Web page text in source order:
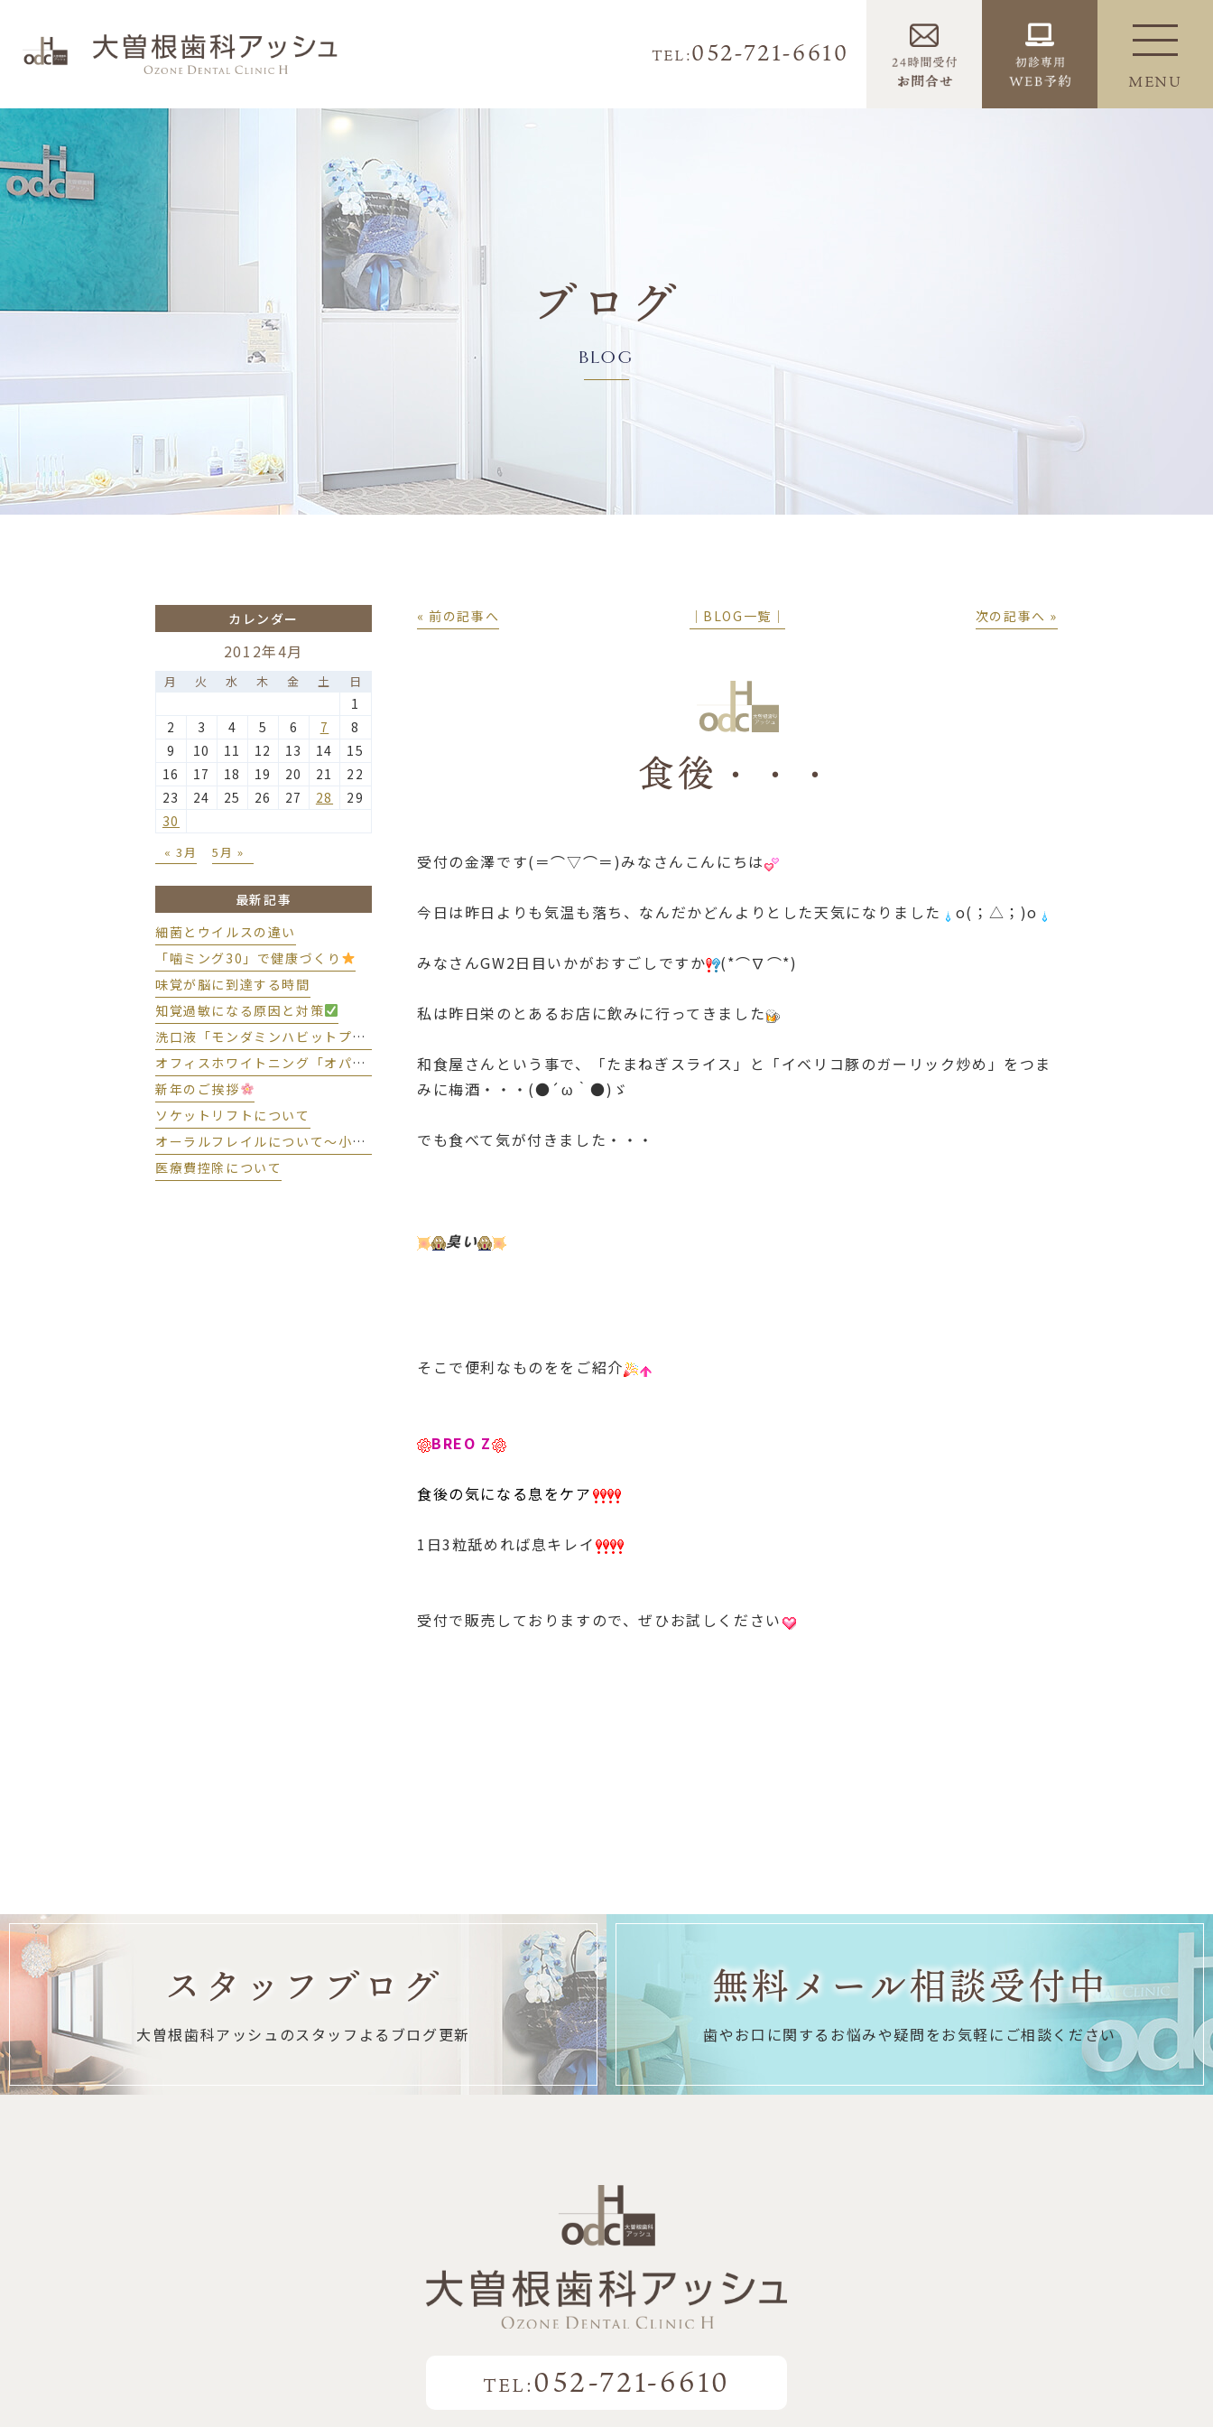
TEL:052-721-6610
ブログ
BLOG
MENU
« 前の記事へ │BLOG一覧│ 次の記事へ »
食後・・・
受付の金澤です(＝⌒▽⌒＝)みなさんこんにちは
今日は昨日よりも気温も落ち、なんだかどんよりとした天気になりました o(；△；)o
みなさんGW2日目いかがおすごしですか (*⌒∇⌒*)
私は昨日栄のとあるお店に飲みに行ってきました
和食屋さんという事で、「たまねぎスライス」と「イベリコ豚のガーリック炒め」をつま
みに梅酒・・・(●´ω｀●)ゞ
でも食べて気が付きました・・・
臭い
そこで便利なものををご紹介
BREO Z
食後の気になる息をケア
1日3粒舐めれば息キレイ
受付で販売しておりますので、ぜひお試しください
カレンダー
2012年4月
月 火 水 木 金 土 日
1
2
3 4 5 6 7
8
9
10 11 12 13 14
15
16
17 18 19 20 21
22
23
24 25 26 27 28
29
30
« 3月 5月 »
最新記事
細菌とウイルスの違い
「噛ミング30」で健康づくり
味覚が脳に到達する時間
知覚過敏になる原因と対策
洗口液「モンダミンハビットプロ」導入しました
オフィスホワイトニング「オパールエッセンスBOOST」導入しました
新年のご挨拶
ソケットリフトについて
オーラルフレイルについて～小さな変化に気づいて予防しましょう～
医療費控除について
スタッフブログ
大曽根歯科アッシュのスタッフよるブログ更新
無料メール相談受付中
歯やお口に関するお悩みや疑問をお気軽にご相談ください
TEL:052-721-6610